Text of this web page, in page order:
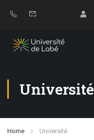
Université
Home Université